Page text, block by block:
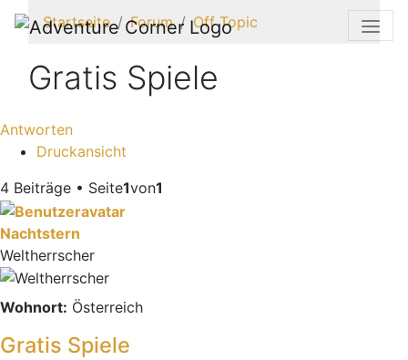
Startseite Forum Off Topic
Gratis Spiele
Antworten
Druckansicht
4 Beiträge • Seite1von1
Nachtstern
Weltherrscher
Wohnort: Österreich
Gratis Spiele